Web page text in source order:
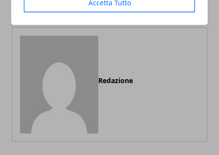
Accetta Tutto
Redazione